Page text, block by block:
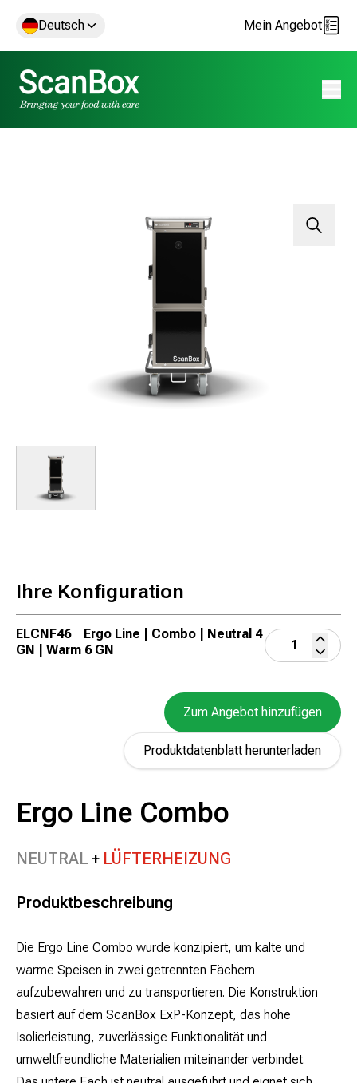
Deutsch Mein Angebot
Ergo Line Combo
NEUTRAL LÜFTERHEIZUNG
Produktbeschreibung
Die Ergo Line Combo wurde konzipiert, um kalte und
warme Speisen in zwei getrennten Fächern
aufzubewahren und zu transportieren. Die Konstruktion
basiert auf dem ScanBox ExP-Konzept, das hohe
Isolierleistung, zuverlässige Funktionalität und
umweltfreundliche Materialien miteinander verbindet.
Ihre Konfiguration
ELCNF46
Ergo Line | Combo | Neutral 4
GN | Warm 6 GN
Zum Angebot hinzufügen
Produktdatenblatt herunterladen